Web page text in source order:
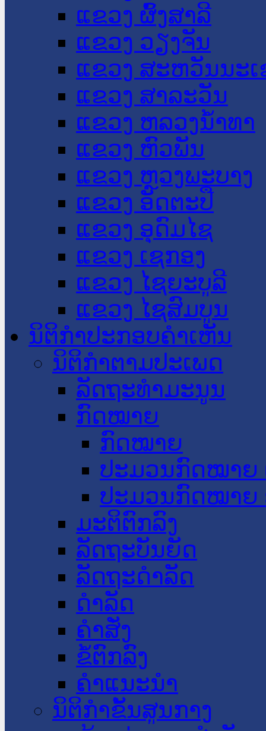
ແຂວງ ຜົ້ງສາລີ
ແຂວງ ວຽງຈັນ
ແຂວງ ສະຫວັນນະ
ແຂວງ ສາລະວັນ
ແຂວງ ຫລວງນໍ້າທາ
ແຂວງ ຫົວພັນ
ແຂວງ ຫຼວງພະບາງ
ແຂວງ ອັດຕະປື
ແຂວງ ອຸດົມໄຊ
ແຂວງ ເຊກອງ
ແຂວງ ໄຊຍະບູລີ
ແຂວງ ໄຊສົມບູນ
ນິຕິກໍາປະກອບຄໍາເຫັນ
ນິຕິກໍາຕາມປະເພດ
ລັດຖະທໍາມະນູນ
ກົດໝາຍ
ກົດໝາຍ
ປະມວນກົດໝາຍ
ປະມວນກົດໝາຍ
ມະຕິຕົກລົງ
ລັດຖະບັນຍັດ
ລັດຖະດໍາລັດ
ດໍາລັດ
ຄໍາສັ່ງ
ຂໍ້ຕົກລົງ
ຄໍາແນະນໍາ
ນິຕິກຳຂັ້ນສູນກາງ